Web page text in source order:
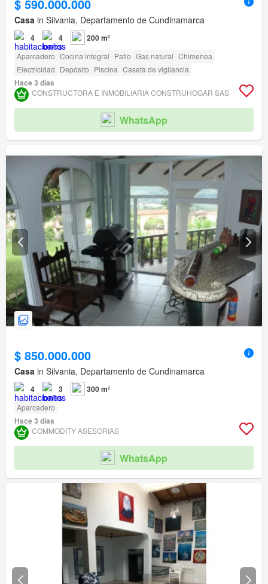
$ 590.000.000
Casa in Silvania, Departamento de Cundinamarca
4 4 200 m²
Aparcadero Cocina integral Patio Gas natural Chimenea
Electricidad Depósito Piscina Caseta de vigilancia
Hace 3 días
CONSTRUCTORA E INMOBILIARIA CONSTRUHOGAR SAS
WhatsApp
$ 850.000.000
Casa in Silvania, Departamento de Cundinamarca
4 3 300 m²
Aparcadero
Hace 3 días
COMMODITY ASESORIAS
WhatsApp